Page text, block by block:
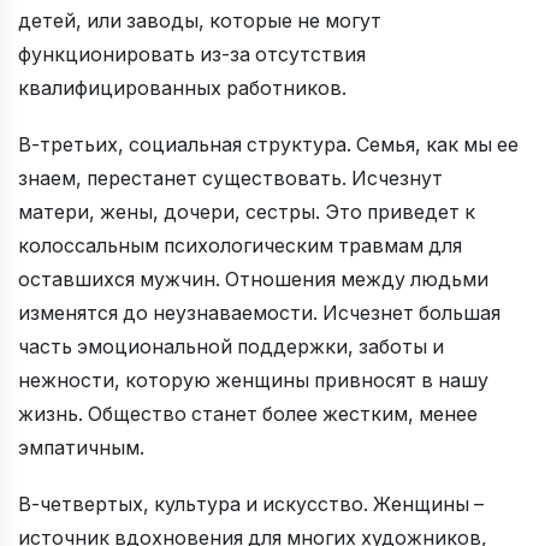
детей, или заводы, которые не могут
функционировать из-за отсутствия
квалифицированных работников.
В-третьих, социальная структура. Семья, как мы ее
знаем, перестанет существовать. Исчезнут
матери, жены, дочери, сестры. Это приведет к
колоссальным психологическим травмам для
оставшихся мужчин. Отношения между людьми
изменятся до неузнаваемости. Исчезнет большая
часть эмоциональной поддержки, заботы и
нежности, которую женщины привносят в нашу
жизнь. Общество станет более жестким, менее
эмпатичным.
В-четвертых, культура и искусство. Женщины –
источник вдохновения для многих художников,